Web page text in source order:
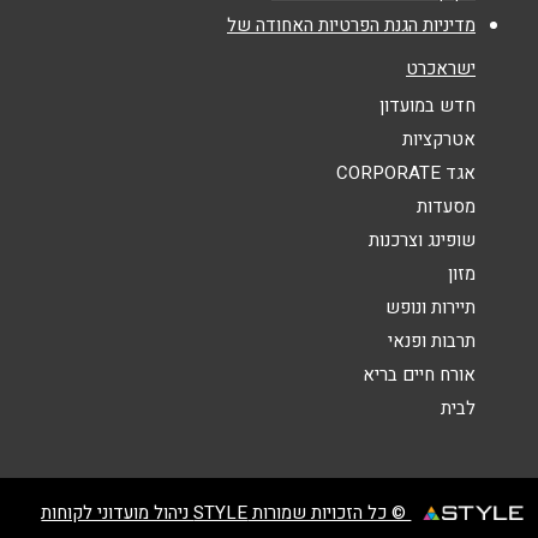
אנא חזרו אלי בקשר ל...
הודעה
מדיניות הגנת הפרטיות האחודה של
ישראכרט
חדש במועדון
אטרקציות
אגד CORPORATE
מסעדות
שופינג וצרכנות
מזון
תיירות ונופש
תרבות ופנאי
אורח חיים בריא
לבית
© כל הזכויות שמורות STYLE ניהול מועדוני לקוחות